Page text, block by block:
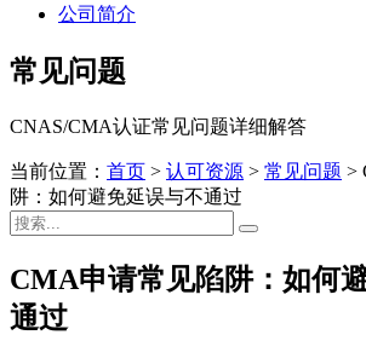
公司简介
常见问题
CNAS/CMA认证常见问题详细解答
当前位置： 首页 > 认可资源 > 常见问题 >
阱：如何避免延误与不通过
CMA申请常见陷阱：如何
通过